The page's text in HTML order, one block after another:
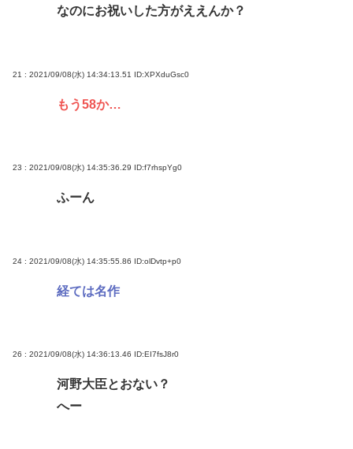
なのにお祝いした方がええんか？
21 : 2021/09/08(水) 14:34:13.51 ID:XPXduGsc0
もう58か…
23 : 2021/09/08(水) 14:35:36.29 ID:f7rhspYg0
ふーん
24 : 2021/09/08(水) 14:35:55.86 ID:olDvtp+p0
経ては名作
26 : 2021/09/08(水) 14:36:13.46 ID:EI7fsJ8r0
河野大臣とおない？
へー